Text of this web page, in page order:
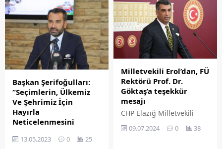
alınan CHP Elazığ
Milletvekili Gürsel Erol'un
doktoru Can Soreş Kaplan,
Erol'un herhangi bir
önemli probleminin
olmadığını ifade etti.
yoğunlaştırırken bir
taraftan da hayata
geçirmeyi planladığı
projeleri de kamuoyuna
duyurmaya devam ediyor.
Başkan Şerifoğulları:
“Seçimlerin, Ülkemiz
Ve Şehrimiz İçin
Hayırla
Neticelenmesini
Başkan Şerifoğulları:
13.05.2023 0 25
Milletvekili Erol’dan, FÜ
Rektörü Prof. Dr.
Göktaş’a teşekkür
mesajı
CHP Elazığ Milletvekili
Gürsel Erol, Fırat
Üniversitesi Rektörü Prof.
09.07.2024 0 38